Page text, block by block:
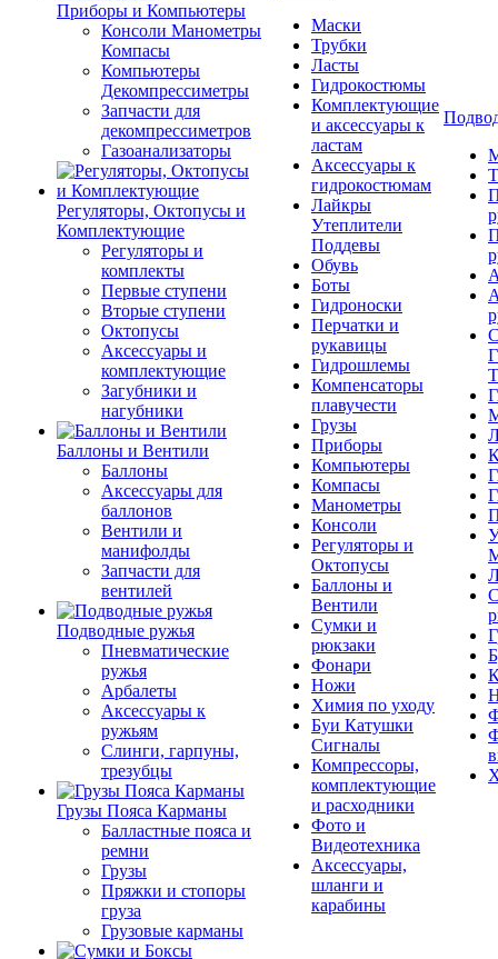
Приборы и Компьютеры
Консоли Манометры
Компасы
Компьютеры
Декомпрессиметры
Запчасти для
декомпрессиметров
Газоанализаторы
Регуляторы, Октопусы и
Комплектующие
Регуляторы и
комплекты
Первые ступени
Вторые ступени
Октопусы
Аксессуары и
комплектующие
Загубники и
нагубники
Баллоны и Вентили
Баллоны
Аксессуары для
баллонов
Вентили и
манифолды
Запчасти для
вентилей
Подводные ружья
Пневматические
ружья
Арбалеты
Аксессуары к
ружьям
Слинги, гарпуны,
трезубцы
Грузы Пояса Карманы
Балластные пояса и
ремни
Грузы
Пряжки и стопоры
груза
Грузовые карманы
Маски
Трубки
Ласты
Гидрокостюмы
Комплектующие
и аксессуары к
ластам
Аксессуары к
гидрокостюмам
Лайкры
Утеплители
Поддевы
Обувь
Боты
Гидроноски
Перчатки и
рукавицы
Гидрошлемы
Компенсаторы
плавучести
Грузы
Приборы
Компьютеры
Компасы
Манометры
Консоли
Регуляторы и
Октопусы
Баллоны и
Вентили
Сумки и
рюкзаки
Фонари
Ножи
Химия по уходу
Буи Катушки
Сигналы
Компрессоры,
комплектующие
и расходники
Фото и
Видеотехника
Аксессуары,
шланги и
карабины